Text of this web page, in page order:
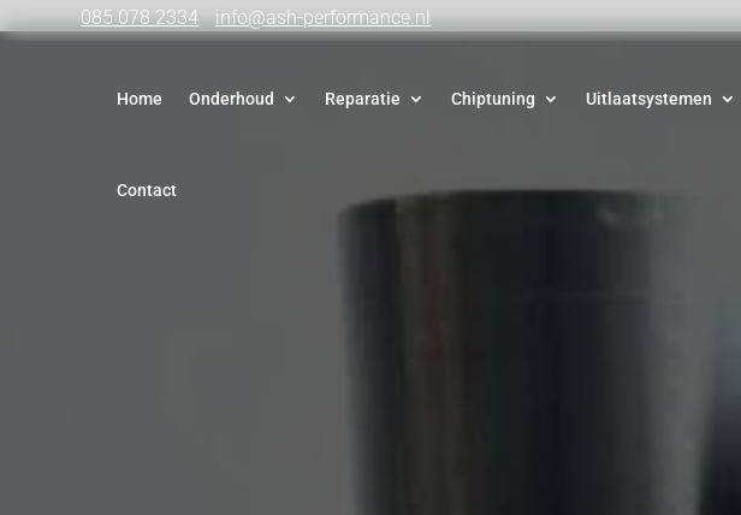
085 078 2334 info@ash-performance.nl
Home Onderhoud Reparatie Chiptuning Uitlaatsystemen
Contact